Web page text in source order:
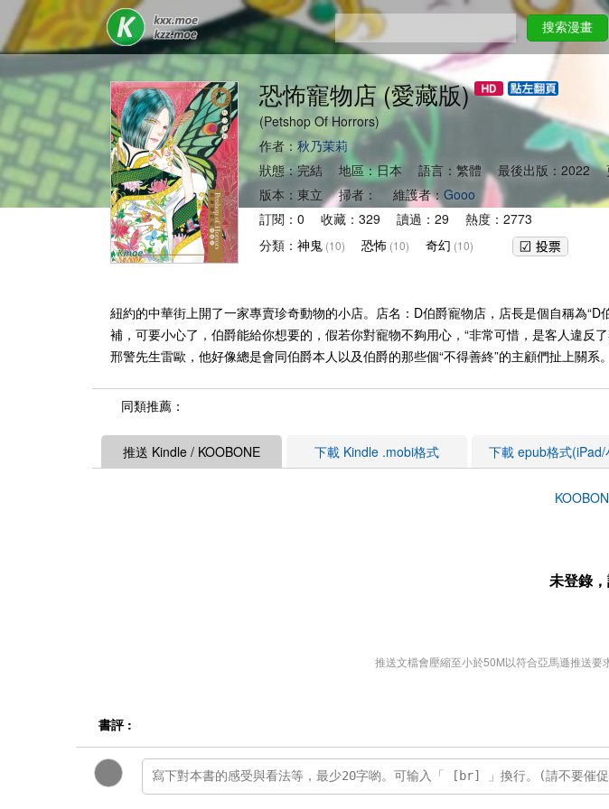
搜索漫畫
恐怖寵物店 (愛藏版)
(Petshop Of Horrors)
作者：秋乃茉莉
狀態：完結 地區：日本 語言：繁體 最後出版：2022
版本：東立 掃者： 維護者： Gooo
訂閱：0 收藏：329 讀過：29 熱度：2773
分類： 神鬼 (10) 恐怖 (10) 奇幻 (10)
紐約的中華街上開了一家專賣珍奇動物的小店。店名：D伯爵寵物店，店長是個自稱為
補，可要小心了，伯爵能給你想要的，假若你對寵物不夠用心，“非常可惜，是客人違反
邢警先生雷歐，他好像總是會同伯爵本人以及伯爵的那些個“不得善終”的主顧們扯上關
同類推薦：
推送 Kindle / KOOBONE 下載 Kindle .mobi格式 下載 epub格式(iPad/
未登錄
推送文檔會壓縮至小於50M以符合亞馬遜推送要
書評 :